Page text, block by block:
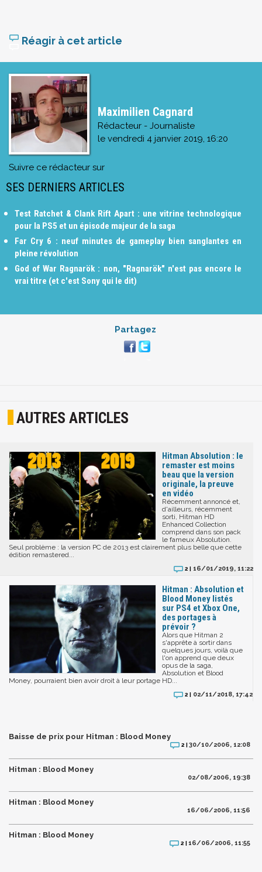
Réagir à cet article
Maximilien Cagnard
Rédacteur - Journaliste
le vendredi 4 janvier 2019, 16:20
Suivre ce rédacteur sur
SES DERNIERS ARTICLES
Test Ratchet & Clank Rift Apart : une vitrine technologique
pour la PS5 et un épisode majeur de la saga
Far Cry 6 : neuf minutes de gameplay bien sanglantes en
pleine révolution
God of War Ragnarök : non, "Ragnarök" n'est pas encore le
vrai titre (et c'est Sony qui le dit)
Partagez
AUTRES ARTICLES
Hitman Absolution : le
remaster est moins
beau que la version
originale, la preuve
en vidéo
Récemment annoncé et,
d'ailleurs, récemment
sorti, Hitman HD
Enhanced Collection
comprend dans son pack
le fameux Absolution.
Seul problème : la version PC de 2013 est clairement plus belle que cette
édition remastered...
2 | 16/01/2019, 11:22
Hitman : Absolution et
Blood Money listés
sur PS4 et Xbox One,
des portages à
prévoir ?
Alors que Hitman 2
s'apprête à sortir dans
quelques jours, voilà que
l'on apprend que deux
opus de la saga,
Absolution et Blood
Money, pourraient bien avoir droit à leur portage HD...
2 | 02/11/2018, 17:42
Baisse de prix pour Hitman : Blood Money
2 | 30/10/2006, 12:08
Hitman : Blood Money
02/08/2006, 19:38
Hitman : Blood Money
16/06/2006, 11:56
Hitman : Blood Money
2 | 16/06/2006, 11:55